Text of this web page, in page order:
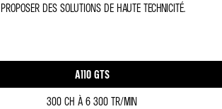
PROPOSER DES SOLUTIONS DE HAUTE TECHNICITÉ.
A110 GTS
300 CH À 6 300 TR/MIN